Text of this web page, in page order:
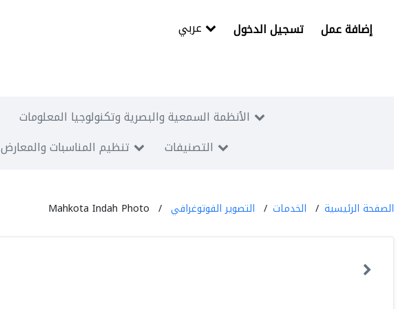
تسجيل الدخول إضافة عمل
الأنظمة السمعية والبصرية وتكنولوجيا المعلومات
تنظيم المناسبات والمعارض التصنيفات
الصفحة الرئيسية الخدمات التصوير الفوتوغرافي Mahkota Indah Photo